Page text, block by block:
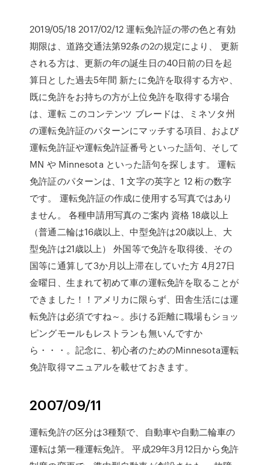
2019/05/18 2017/02/12 運転免許証の帯の色と有効
期限は、道路交通法第92条の2の規定により、 更新
される方は、更新の年の誕生日の40日前の日を起
算日とした過去5年間 新たに免許を取得する方や、
既に免許をお持ちの方が上位免許を取得する場合
は、運転 このコンテンツ ブレードは、ミネソタ州
の運転免許証のパターンにマッチする項目、および
運転免許証や運転免許証番号といった語句、そして
MN や Minnesota といった語句を探します。 運転
免許証のパターンは、1 文字の英字と 12 桁の数字
です。 運転免許証の作成に使用する写真ではあり
ません。 各種申請用写真のご案内 資格 18歳以上
（普通二輪は16歳以上、中型免許は20歳以上、大
型免許は21歳以上） 外国等で免許を取得後、その
国等に通算して3か月以上滞在していた方 4月27日
金曜日、生まれて初めて車の運転免許を取ることが
できました！！アメリカに限らず、田舎生活には運
転免許は必須ですね～。歩ける距離に職場もショッ
ピングモールもレストランも無いんですか
ら・・・。記念に、初心者のためのMinnesota運転
免許取得マニュアルを載せておきます。
2007/09/11
運転免許の区分は3種類で、自動車や自動二輪車の
運転は第一種運転免許。 平成29年3月12日から免許